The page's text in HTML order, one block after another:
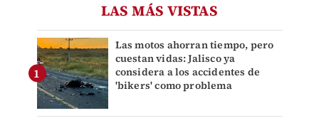
LAS MÁS VISTAS
Las motos ahorran tiempo, pero
cuestan vidas: Jalisco ya
considera a los accidentes de
'bikers' como problema